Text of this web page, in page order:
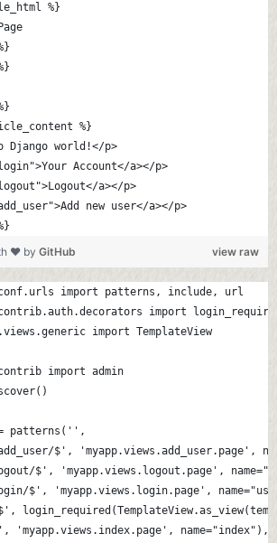
%}
%}
Django world!</p>
Account</a></p>
a></p>
new user</a></p>
view raw
❤ by GitHub
import patterns, include, url
import
import TemplateView
import admin
patterns('',
$', 'myapp.views.add_user.page',
$', 'myapp.views.logout.page',
$', 'myapp.views.login.page',
'myapp.views.index.page', name="index"),